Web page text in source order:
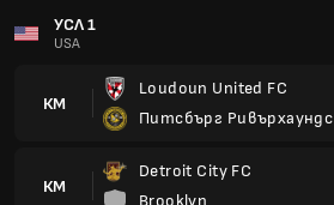
УСЛ 1
USA
КМ
Loudoun United FC
Питсбърг Ривърхаундс
КМ
Detroit City FC
Brooklyn